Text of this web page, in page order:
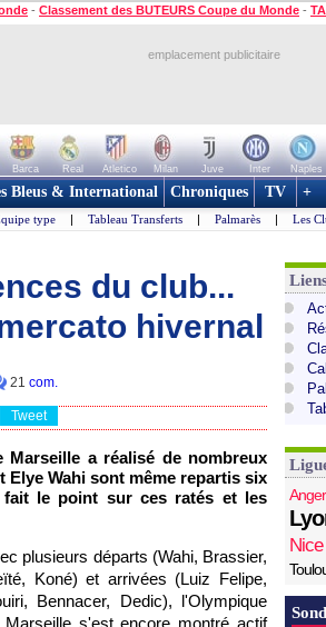
- Classement des BUTEURS Coupe du Monde -
emplacement publicitaire
Barca Real Atletico Milan Juve Inter Naples
Bleus & International Chroniques TV +
type | Tableau Transferts | Palmarès | Les
du club...
hivernal
21 com.
Tweet
a réalisé de nombreux
Wahi sont même repartis six
fait le point sur ces ratés et les
plusieurs départs (Wahi, Brassier,
Koné) et arrivées (Luiz Felipe,
Bennacer, Dedic), l'Olympique
Marseille s'est encore montré actif
Nice